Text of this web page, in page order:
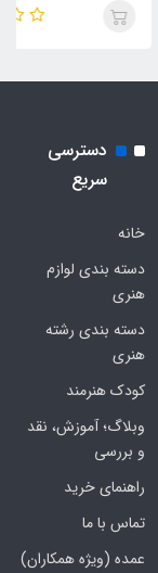
دسترسی
سریع
خانه
دسته بندی لوازم
هنری
دسته بندی رشته
هنری
کودک هنرمند
وبلاگ؛ آموزش، نقد
و بررسی
راهنمای خرید
تماس با ما
عمده (ویژه همکاران)